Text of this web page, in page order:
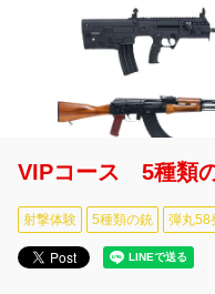
Bコース 4種類の銃と弾丸
Cコース 5種類の銃と弾丸
VIPコース 5種類の銃と弾
ぜんぶのコースを見る
会社案内
VIPコース 5種類
射撃体験 5種類の銃 弾丸58